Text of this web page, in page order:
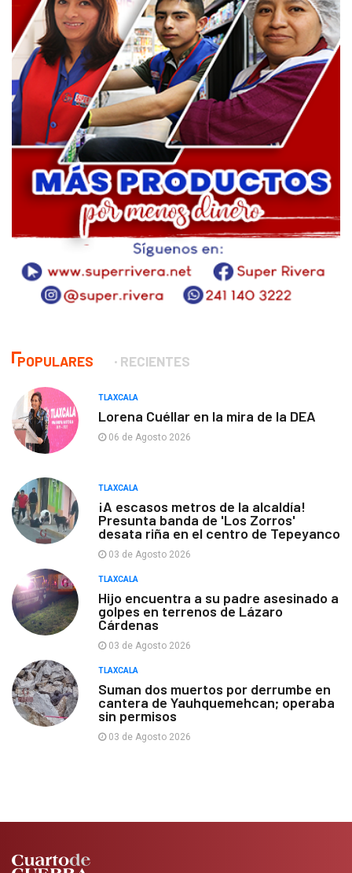
POPULARES RECIENTES
TLAXCALA
Lorena Cuéllar en la mira de la DEA
06 de Agosto 2026
TLAXCALA
¡A escasos metros de la alcaldía!
Presunta banda de 'Los Zorros'
desata riña en el centro de Tepeyanco
03 de Agosto 2026
TLAXCALA
Hijo encuentra a su padre asesinado a
golpes en terrenos de Lázaro
Cárdenas
03 de Agosto 2026
TLAXCALA
Suman dos muertos por derrumbe en
cantera de Yauhquemehcan; operaba
sin permisos
03 de Agosto 2026